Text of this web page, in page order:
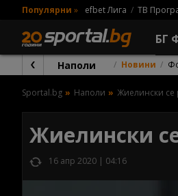
Популярни » efbet Лига ТВ
БГ
Наполи Новини
Sportal.bg Наполи Жиелински се
Жиелински
16 апр 2020 | 04:16